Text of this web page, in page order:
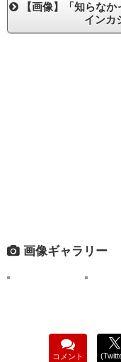
【画像】「知らな
インカ
画像ギャラリー
コメント